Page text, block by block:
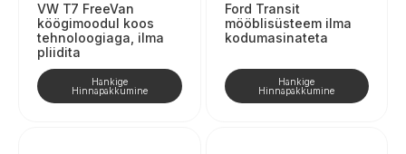
VW T7 FreeVan
köögimoodul koos
tehnoloogiaga, ilma
pliidita
Hankige
Hinnapakkumine
Ford Transit
mööblisüsteem ilma
kodumasinateta
Hankige
Hinnapakkumine